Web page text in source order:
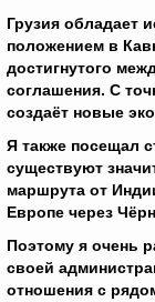
Грузия обладает
положением в
достигнутого
соглашения. С
создаёт новые
Я также посещал
существуют
маршрута от
Европе через
Поэтому я очень
своей
отношения с